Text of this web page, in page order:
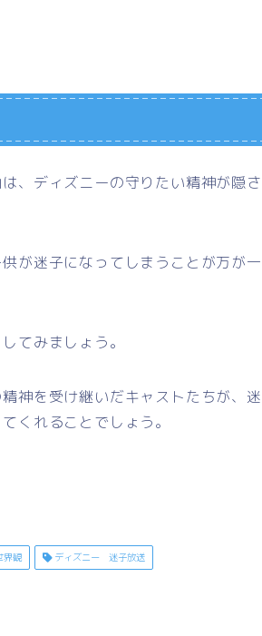
、ディズニーの守りたい精神が隠さ
が迷子になってしまうことが万が一
てみましょう。
神を受け継いだキャストたちが、迷
くれることでしょう。
観 ディズニー 迷子放送